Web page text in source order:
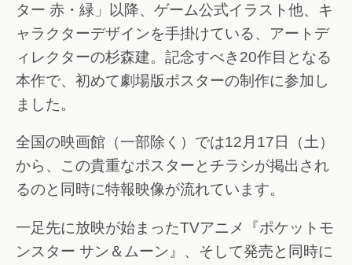
ター 赤・緑」以降、ゲーム公式イラスト他、キ
ャラクターデザインを手掛けている、アートデ
ィレクターの杉森建。記念すべき20作目となる
本作で、初めて劇場版ポスターの制作に参加し
ました。
全国の映画館（一部除く）では12月17日（土）
から、この貴重なポスターとチラシが掲出され
るのと同時に特報映像が流れています。
一足先に放映が始まったTVアニメ『ポケットモ
ンスター サン＆ムーン』、そして発売と同時に